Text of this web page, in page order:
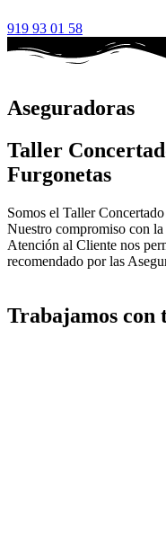
919 93 01 58
Aseguradoras
Taller
Furgonetas
Somos el Taller
Nuestro compromiso con
Atención al Cliente nos
recomendado por las
Trabajamos con